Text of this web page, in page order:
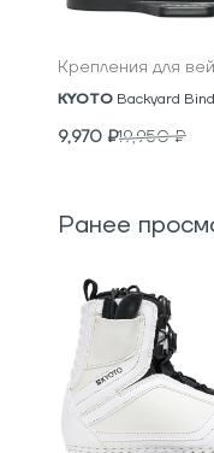
Крепления для
KYOTO Backyard
9,970 ₽19,950₽
Ранее